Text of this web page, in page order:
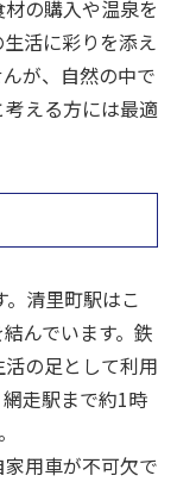
の購入や温泉を
活に彩りを添え
が、自然の中で
える方には最適
清里町駅はこ
んでいます。鉄
の足として利用
走駅まで約1時
用車が不可欠で